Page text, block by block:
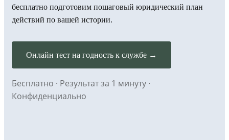
бесплатно подготовим пошаговый юридический план
действий по вашей истории.
Онлайн тест на годность к службе →
Бесплатно · Результат за 1 минуту ·
Конфиденциально